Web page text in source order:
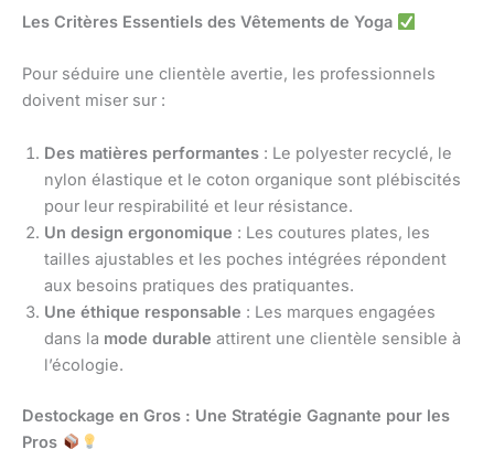
Les Critères Essentiels des Vêtements de Yoga
Pour séduire une clientèle avertie, les professionnels
doivent miser sur :
Des matières performantes : Le polyester recyclé, le
nylon élastique et le coton organique sont plébiscités
pour leur respirabilité et leur résistance.
Un design ergonomique : Les coutures plates, les
tailles ajustables et les poches intégrées répondent
aux besoins pratiques des pratiquantes.
Une éthique responsable : Les marques engagées
dans la mode durable attirent une clientèle sensible à
l’écologie.
Destockage en Gros : Une Stratégie Gagnante pour les
Pros